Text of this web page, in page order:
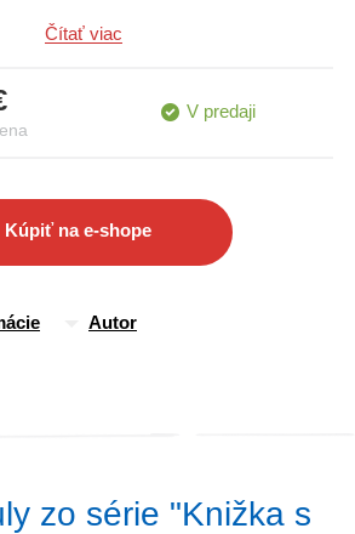
farmy: Tých, ktorí doja kravičky, vozia
pričom zažívajú rôzne vtipné príhody.
ste sa zabavili a niečo naučili o farme!
Čítať viac
V predaji
Kúpiť na e-shope
Autor
zo série "Knižka s